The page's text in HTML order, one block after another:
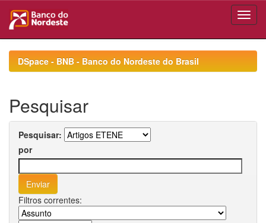
navigationDSpace - BNB - Banco do Nordeste do Brasil
Pesquisar
Pesquisar:
por
Filtros correntes: